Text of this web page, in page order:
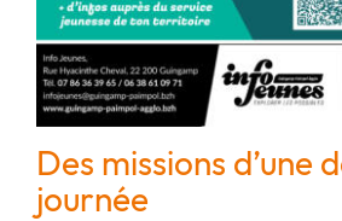
Des missions d’une
journée